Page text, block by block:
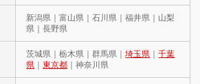
新潟県｜富山県｜石川県｜福井県｜山梨
県｜長野県
茨城県｜栃木県｜群馬県｜埼玉県 ｜千葉
県 ｜東京都 ｜神奈川県